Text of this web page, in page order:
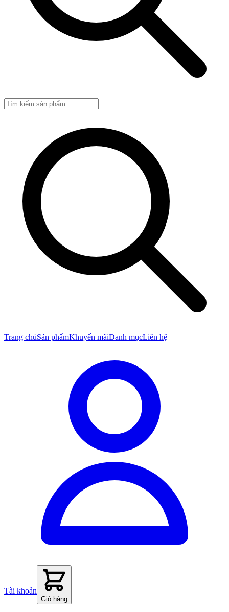
Trang chủSản phẩmKhuyến mãiDanh mụcLiên hệ
Tài khoản
Giỏ hàng